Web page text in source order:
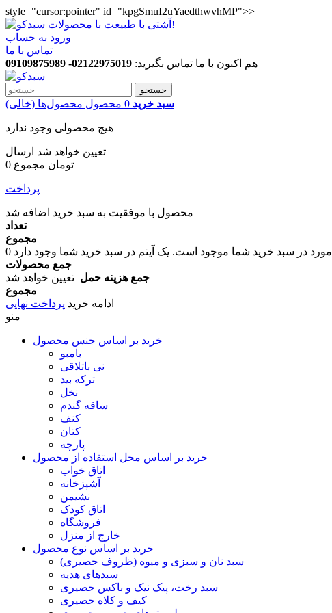
style="cursor:pointer" id="kpgSmuI2uYaedthwvhMP">>
ورود به حساب
تماس با ما
هم اکنون با ما تماس بگیرید: 02122975019- 09109875989
جستجو
سبد خرید 0 محصول محصول‌ها (خالی)
هیچ محصولی وجود ندارد
تعیین خواهد شد ارسال
0 تومان مجموع
پرداخت
محصول با موفقیت به سبد خرید اضافه شد
تعداد
مجموع
0
مورد در سبد خرید شما موجود است.
جمع محصولات
جمع هزینه حمل تعیین خواهد شد
مجموع
ادامه خرید پرداخت نهایی
منو
خرید بر اساس جنس محصول
بامبو
نی باتلاقی
ترکه بید
نخل
ساقه گندم
کنف
کتان
پارچه
خرید بر اساس محل استفاده از محصول
اتاق خواب
آشپزخانه
نشیمن
اتاق کودک
فروشگاه
خارج از منزل
خرید بر اساس نوع محصول
سبد نان و سبزی و میوه (ظروف حصیری)
سبدهای هدیه
سبد رخت، پیک نیک و باکس حصیری
کیف و کلاه حصیری